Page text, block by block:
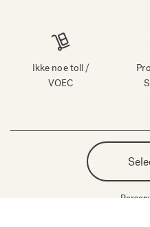
Ikke noe toll /
VOEC